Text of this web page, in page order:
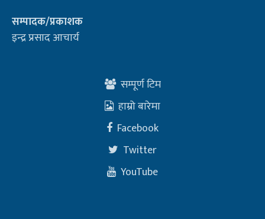
सम्पादक/प्रकाशक
इन्द्र प्रसाद आचार्य
सम्पूर्ण टिम
हाम्रो बारेमा
Facebook
Twitter
YouTube